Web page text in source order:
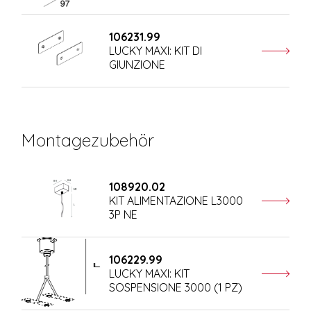
106231.99
LUCKY MAXI: KIT DI
GIUNZIONE
Montagezubehör
108920.02
KIT ALIMENTAZIONE L3000
3P NE
106229.99
LUCKY MAXI: KIT
SOSPENSIONE 3000 (1 PZ)